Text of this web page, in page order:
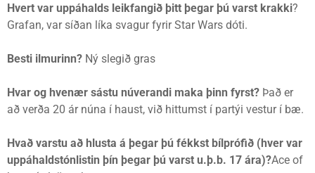
Hvert var uppáhalds leikfangið þitt þegar þú varst krakki?
Grafan, var síðan líka svagur fyrir Star Wars dóti.
Besti ilmurinn? Ný slegið gras
Hvar og hvenær sástu núverandi maka þinn fyrst? Það er
að verða 20 ár núna í haust, við hittumst í partýi vestur í bæ.
Hvað varstu að hlusta á þegar þú fékkst bílprófið (hver var
uppáhaldstónlistin þín þegar þú varst u.þ.b. 17 ára)?Ace of